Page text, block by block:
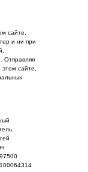
сайте,
и ни при
Отправляя
сайте,